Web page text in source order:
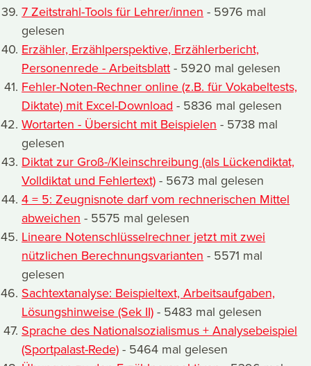
7 Zeitstrahl-Tools für Lehrer/innen - 5976 mal
gelesen
Erzähler, Erzählperspektive, Erzählerbericht,
Personenrede - Arbeitsblatt - 5920 mal gelesen
Fehler-Noten-Rechner online (z.B. für Vokabeltests,
Diktate) mit Excel-Download - 5836 mal gelesen
Wortarten - Übersicht mit Beispielen - 5738 mal
gelesen
Diktat zur Groß-/Kleinschreibung (als Lückendiktat,
Volldiktat und Fehlertext) - 5673 mal gelesen
4 = 5: Zeugnisnote darf vom rechnerischen Mittel
abweichen - 5575 mal gelesen
Lineare Notenschlüsselrechner jetzt mit zwei
nützlichen Berechnungsvarianten - 5571 mal
gelesen
Sachtextanalyse: Beispieltext, Arbeitsaufgaben,
Lösungshinweise (Sek II) - 5483 mal gelesen
Sprache des Nationalsozialismus + Analysebeispiel
(Sportpalast-Rede) - 5464 mal gelesen